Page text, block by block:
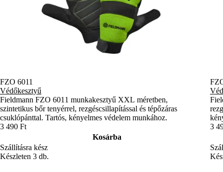
FZO 6011
Védőkesztyű
Fieldmann FZO 6011 munkakesztyű XXL méretben,
szintetikus bőr tenyérrel, rezgéscsillapítással és tépőzáras
csuklópánttal. Tartós, kényelmes védelem munkához.
3 490 Ft
Kosárba
Szállításra kész
Készleten 3 db.
3